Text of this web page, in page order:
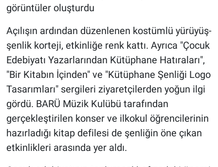
görüntüler oluşturdu
Açılışın ardından düzenlenen kostümlü yürüyüş-
şenlik korteji, etkinliğe renk kattı. Ayrıca "Çocuk
Edebiyatı Yazarlarından Kütüphane Hatıraları",
"Bir Kitabın İçinden" ve "Kütüphane Şenliği Logo
Tasarımları" sergileri ziyaretçilerden yoğun ilgi
gördü. BARÜ Müzik Kulübü tarafından
gerçekleştirilen konser ve ilkokul öğrencilerinin
hazırladığı kitap defilesi de şenliğin öne çıkan
etkinlikleri arasında yer aldı.